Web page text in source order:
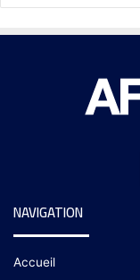
NAVIGATION
Accueil